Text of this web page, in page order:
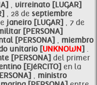
, virreinato [LUGAR]
, 28 de septiembre
janeiro [LUGAR] , 7 de
[PERSONA]
[PERSONA] , miembro
unitario [UNKNOWN] .
[PERSONA] del primer
[EJéRCITO] en la
, ministro